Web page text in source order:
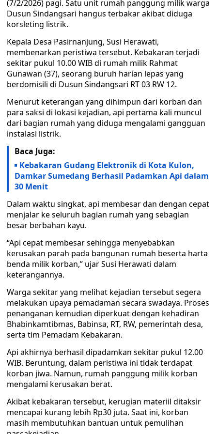
(7/2/2026) pagi. Satu unit rumah panggung milik warga
Dusun Sindangsari hangus terbakar akibat diduga
korsleting listrik.
Kepala Desa Pasirnanjung, Susi Herawati,
membenarkan peristiwa tersebut. Kebakaran terjadi
sekitar pukul 10.00 WIB di rumah milik Rahmat
Gunawan (37), seorang buruh harian lepas yang
berdomisili di Dusun Sindangsari RT 03 RW 12.
Menurut keterangan yang dihimpun dari korban dan
para saksi di lokasi kejadian, api pertama kali muncul
dari bagian rumah yang diduga mengalami gangguan
instalasi listrik.
Baca Juga:
Kebakaran Gudang Elektronik di Kota Kulon,
Damkar Sumedang Berhasil Padamkan Api dalam
30 Menit
Dalam waktu singkat, api membesar dan dengan cepat
menjalar ke seluruh bagian rumah yang sebagian
besar berbahan kayu.
“Api cepat membesar sehingga menyebabkan
kerusakan parah pada bangunan rumah beserta harta
benda milik korban,” ujar Susi Herawati dalam
keterangannya.
Warga sekitar yang melihat kejadian tersebut segera
melakukan upaya pemadaman secara swadaya. Proses
penanganan kemudian diperkuat dengan kehadiran
Bhabinkamtibmas, Babinsa, RT, RW, pemerintah desa,
serta tim Pemadam Kebakaran.
Api akhirnya berhasil dipadamkan sekitar pukul 12.00
WIB. Beruntung, dalam peristiwa ini tidak terdapat
korban jiwa. Namun, rumah panggung milik korban
mengalami kerusakan berat.
Akibat kebakaran tersebut, kerugian materiil ditaksir
mencapai kurang lebih Rp30 juta. Saat ini, korban
masih membutuhkan bantuan untuk pemulihan